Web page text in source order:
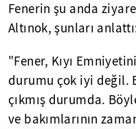
Fenerin şu anda
Altınok, şunları
"Fener, Kıyı
durumu çok iyi değil.
çıkmış durumda.
ve bakımlarının